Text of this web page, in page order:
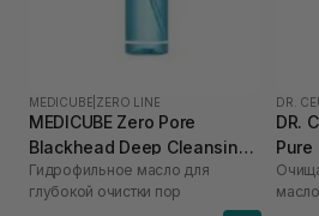
MEDICUBE ZERO LINE
MEDICUBE Zero Pore
Blackhead Deep Cleansing
Oil 205 мл
Гидрофильное масло для
глубокой очистки пор
DR.
DR.